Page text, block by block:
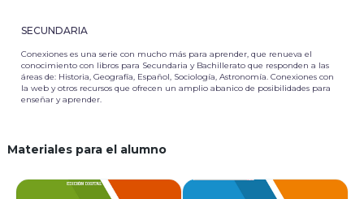
SECUNDARIA
Conexiones es una serie con mucho más para aprender, que renueva el
conocimiento con libros para Secundaria y Bachillerato que responden a las
áreas de: Historia, Geografía, Español, Sociología, Astronomía. Conexiones con
la web y otros recursos que ofrecen un amplio abanico de posibilidades para
enseñar y aprender.
Materiales para el alumno